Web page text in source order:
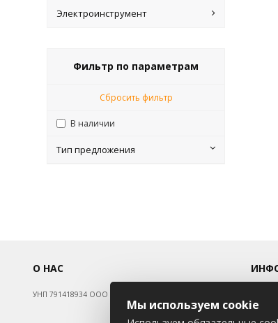
Электроинструмент
Фильтр по параметрам
Сбросить фильтр
В наличии
Тип предложения
О НАС
УНП 791418934 ООО МАГАЗИН БЕНЗОТЕХНИКА
Мы используем cookie